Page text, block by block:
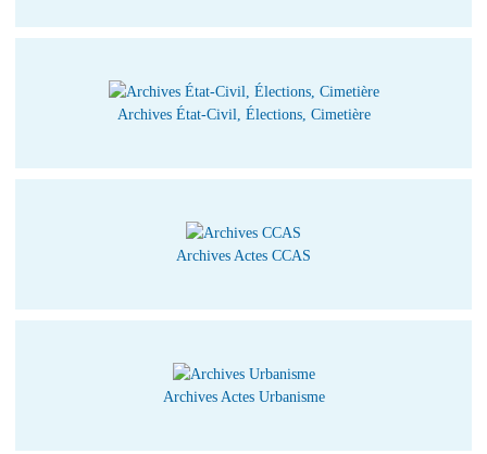
Archives État-Civil, Élections, Cimetière
Archives Actes CCAS
Archives Actes Urbanisme